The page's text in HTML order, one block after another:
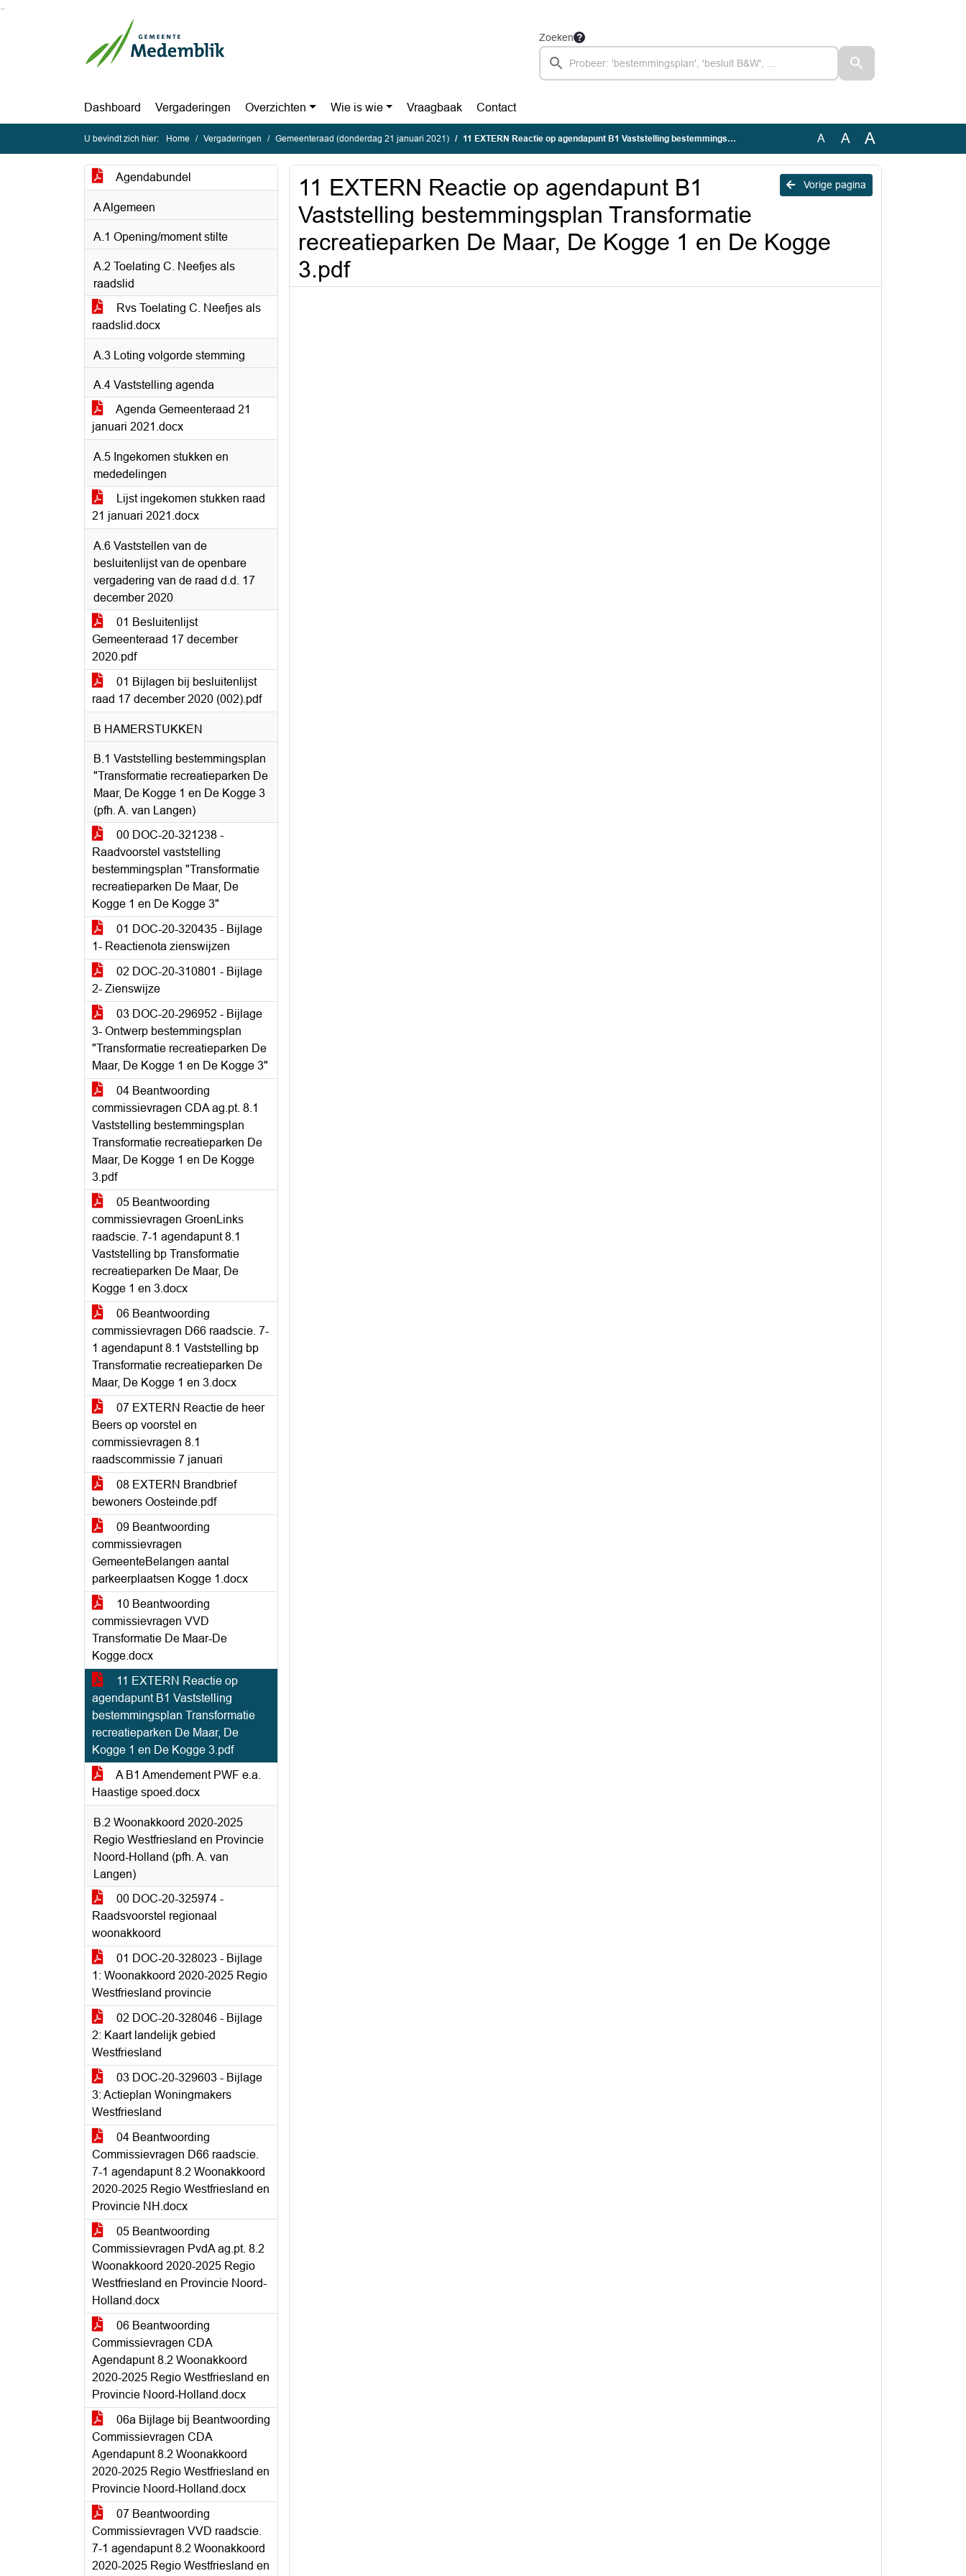
Ga naar de inhoud van deze pagina
Zoeken
Dashboard Vergaderingen Overzichten Wie is wie Vraagbaak Contact
U bevindt zich hier: Home Vergaderingen Gemeenteraad (donderdag 21 januari 2021) 11 EXTERN Reactie op agendapunt B1 Vaststelling bestemmingsplan Transformatie recreatieparken De Maar, De Kogge 1 en De Kogge 3.pdf A A A
Agendabundel
A Algemeen
A.1 Opening/moment stilte
A.2 Toelating C. Neefjes als
raadslid
Rvs Toelating C. Neefjes als
raadslid.docx
A.3 Loting volgorde stemming
A.4 Vaststelling agenda
Agenda Gemeenteraad 21
januari 2021.docx
A.5 Ingekomen stukken en
mededelingen
Lijst ingekomen stukken raad
21 januari 2021.docx
A.6 Vaststellen van de
besluitenlijst van de openbare
vergadering van de raad d.d. 17
december 2020
01 Besluitenlijst
Gemeenteraad 17 december
2020.pdf
01 Bijlagen bij besluitenlijst
raad 17 december 2020 (002).pdf
B HAMERSTUKKEN
B.1 Vaststelling bestemmingsplan
"Transformatie recreatieparken De
Maar, De Kogge 1 en De Kogge 3
(pfh. A. van Langen)
00 DOC-20-321238 -
Raadvoorstel vaststelling
bestemmingsplan "Transformatie
recreatieparken De Maar, De
Kogge 1 en De Kogge 3"
01 DOC-20-320435 - Bijlage
1- Reactienota zienswijzen
02 DOC-20-310801 - Bijlage
2- Zienswijze
03 DOC-20-296952 - Bijlage
3- Ontwerp bestemmingsplan
"Transformatie recreatieparken De
Maar, De Kogge 1 en De Kogge 3"
04 Beantwoording
commissievragen CDA ag.pt. 8.1
Vaststelling bestemmingsplan
Transformatie recreatieparken De
Maar, De Kogge 1 en De Kogge
3.pdf
05 Beantwoording
commissievragen GroenLinks
raadscie. 7-1 agendapunt 8.1
Vaststelling bp Transformatie
recreatieparken De Maar, De
Kogge 1 en 3.docx
06 Beantwoording
commissievragen D66 raadscie. 7-
1 agendapunt 8.1 Vaststelling bp
Transformatie recreatieparken De
Maar, De Kogge 1 en 3.docx
07 EXTERN Reactie de heer
Beers op voorstel en
commissievragen 8.1
raadscommissie 7 januari
08 EXTERN Brandbrief
bewoners Oosteinde.pdf
09 Beantwoording
commissievragen
GemeenteBelangen aantal
parkeerplaatsen Kogge 1.docx
10 Beantwoording
commissievragen VVD
Transformatie De Maar-De
Kogge.docx
11 EXTERN Reactie op
agendapunt B1 Vaststelling
bestemmingsplan Transformatie
recreatieparken De Maar, De
Kogge 1 en De Kogge 3.pdf
A B1 Amendement PWF e.a.
Haastige spoed.docx
B.2 Woonakkoord 2020-2025
Regio Westfriesland en Provincie
Noord-Holland (pfh. A. van
Langen)
00 DOC-20-325974 -
Raadsvoorstel regionaal
woonakkoord
01 DOC-20-328023 - Bijlage
1: Woonakkoord 2020-2025 Regio
Westfriesland provincie
02 DOC-20-328046 - Bijlage
2: Kaart landelijk gebied
Westfriesland
03 DOC-20-329603 - Bijlage
3: Actieplan Woningmakers
Westfriesland
04 Beantwoording
Commissievragen D66 raadscie.
7-1 agendapunt 8.2 Woonakkoord
2020-2025 Regio Westfriesland en
Provincie NH.docx
05 Beantwoording
Commissievragen PvdA ag.pt. 8.2
Woonakkoord 2020-2025 Regio
Westfriesland en Provincie Noord-
Holland.docx
06 Beantwoording
Commissievragen CDA
Agendapunt 8.2 Woonakkoord
2020-2025 Regio Westfriesland en
Provincie Noord-Holland.docx
06a Bijlage bij Beantwoording
Commissievragen CDA
Agendapunt 8.2 Woonakkoord
2020-2025 Regio Westfriesland en
Provincie Noord-Holland.docx
07 Beantwoording
Commissievragen VVD raadscie.
7-1 agendapunt 8.2 Woonakkoord
2020-2025 Regio Westfriesland en
Vorige pagina
11 EXTERN Reactie op agendapunt B1
Vaststelling bestemmingsplan Transformatie
recreatieparken De Maar, De Kogge 1 en De Kogge
3.pdf